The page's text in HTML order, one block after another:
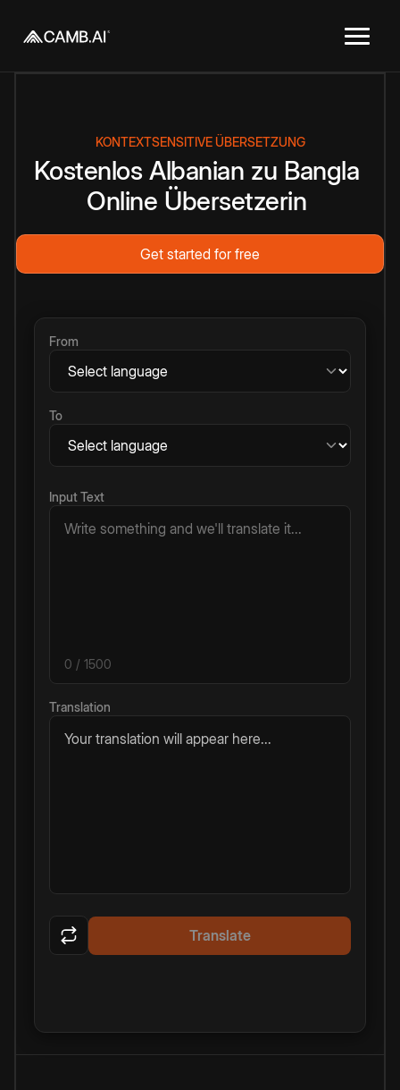
KONTEXTSENSITIVE ÜBERSETZUNG
Kostenlos Albanian zu Bangla
Online Übersetzerin
Get started for free
From
To
Input Text
0 / 1500
Translation
Your translation will appear here...
Translate